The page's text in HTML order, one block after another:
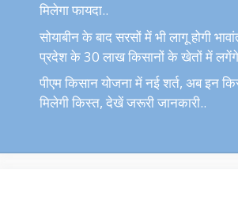
मिलेगा फायदा..
सोयाबीन के बाद सरसों में भी लागू होगी
प्रदेश के 30 लाख किसानों के खेतों में लगेंगे
पीएम किसान योजना में नई शर्त, अब इन
मिलेगी किस्त, देखें जरूरी जानकारी..